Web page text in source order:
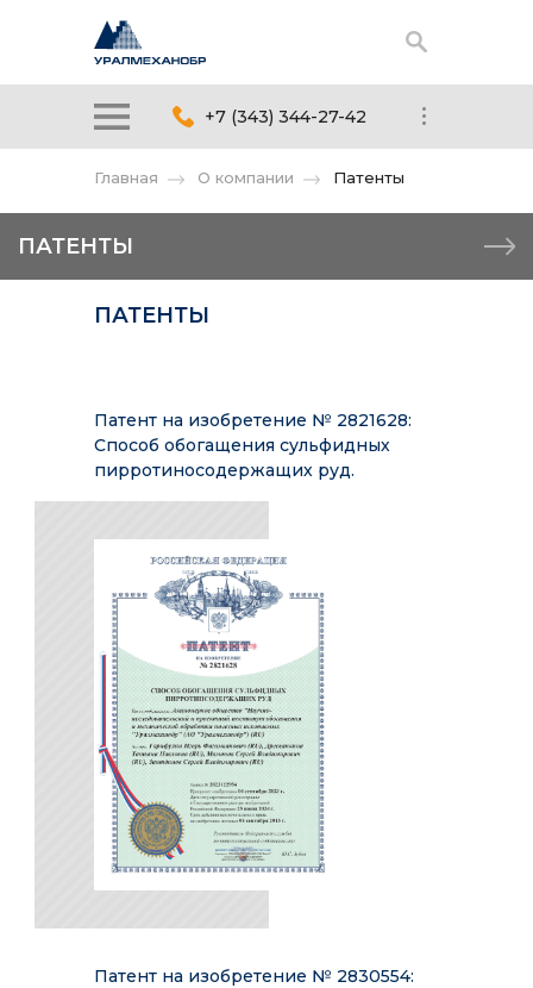
+7 (343) 344-27-42
Главная О компании Патенты
ПАТЕНТЫ
ПАТЕНТЫ
Патент на изобретение № 2821628:
Способ обогащения сульфидных
пирротиносодержащих руд.
Патент на изобретение № 2830554: